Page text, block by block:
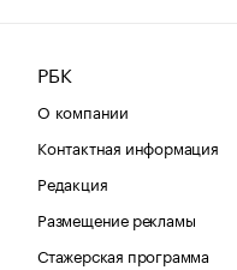
РБК
О компании
Контактная информация
Редакция
Размещение рекламы
Стажерская программа